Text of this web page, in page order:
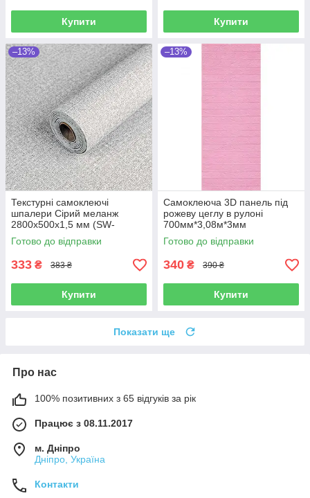
Купити Купити
–13%
Текстурні самоклеючі
шпалери Сірий меланж
2800х500х1,5 мм (SW-
00002020)
Готово до відправки
333 ₴ 383 ₴
Купити
–13%
Самоклеюча 3D панель під
рожеву цеглу в рулоні
700мм*3,08м*3мм
Готово до відправки
340 ₴ 390 ₴
Купити
Показати ще
Про нас
100% позитивних з 65 відгуків за рік
Працює з 08.11.2017
м. Дніпро
Дніпро, Україна
Контакти